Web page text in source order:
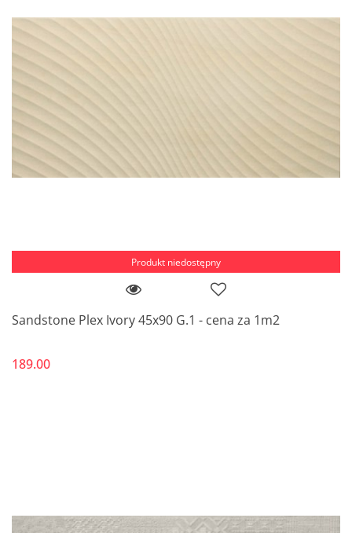
Produkt niedostępny
Sandstone Plex Ivory 45x90 G.1 - cena za 1m2
189.00